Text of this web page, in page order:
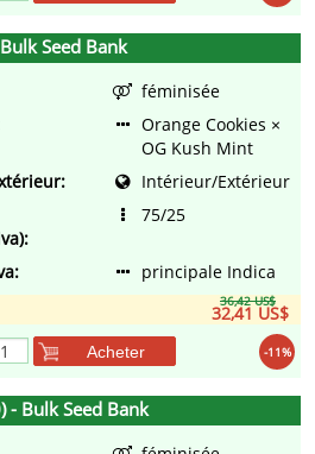
Seed Bank
féminisée
Orange Cookies ×
OG Kush Mint
Intérieur/Extérieur
75/25
principale Indica
36,42 US$
32,41 US$
-11%
Acheter
- Bulk Seed Bank